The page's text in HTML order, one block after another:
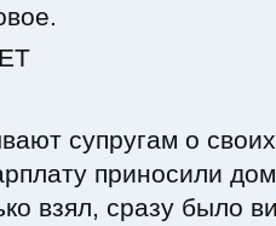
супругам о
приносили
взял, сразу было